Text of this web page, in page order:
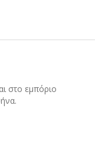
στο εμπόριο